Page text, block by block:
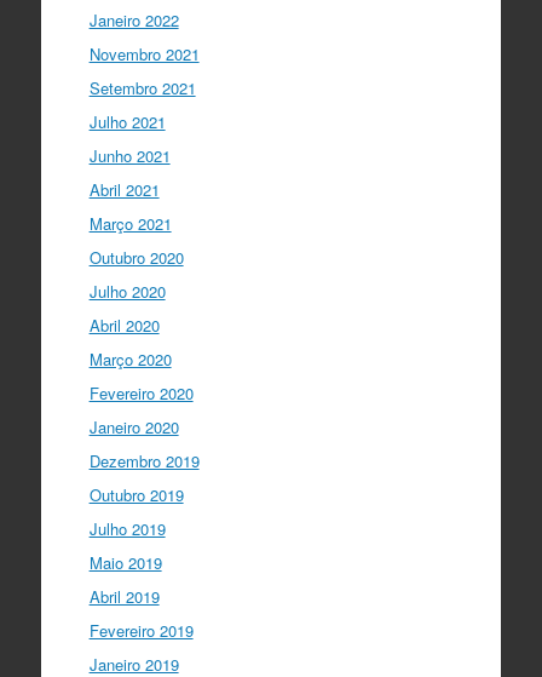
Janeiro 2022
Novembro 2021
Setembro 2021
Julho 2021
Junho 2021
Abril 2021
Março 2021
Outubro 2020
Julho 2020
Abril 2020
Março 2020
Fevereiro 2020
Janeiro 2020
Dezembro 2019
Outubro 2019
Julho 2019
Maio 2019
Abril 2019
Fevereiro 2019
Janeiro 2019